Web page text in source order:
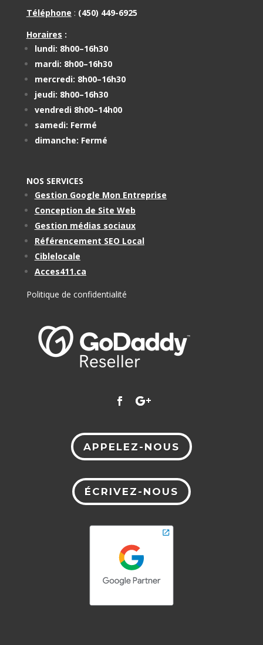
Téléphone : (450) 449-6925
Horaires :
lundi: 8h00–16h30
mardi: 8h00–16h30
mercredi: 8h00–16h30
jeudi: 8h00–16h30
vendredi 8h00–14h00
samedi: Fermé
dimanche: Fermé
NOS SERVICES
Gestion Google Mon Entreprise
Conception de Site Web
Gestion médias sociaux
Référencement SEO Local
Ciblelocale
Acces411.ca
Politique de confidentialité
APPELEZ-NOUS
ÉCRIVEZ-NOUS